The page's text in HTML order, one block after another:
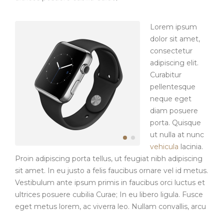
Lorem ipsum
dolor sit amet,
consectetur
adipiscing elit.
Curabitur
pellentesque
neque eget
diam posuere
porta. Quisque
ut nulla at nunc
vehicula lacinia.
Proin adipiscing porta tellus, ut feugiat nibh adipiscing
sit amet. In eu justo a felis faucibus ornare vel id metus.
Vestibulum ante ipsum primis in faucibus orci luctus et
ultrices posuere cubilia Curae; In eu libero ligula. Fusce
eget metus lorem, ac viverra leo. Nullam convallis, arcu